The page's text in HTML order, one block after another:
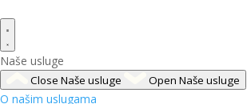
Naše usluge
Close Naše usluge Open Naše usluge
O našim uslugama